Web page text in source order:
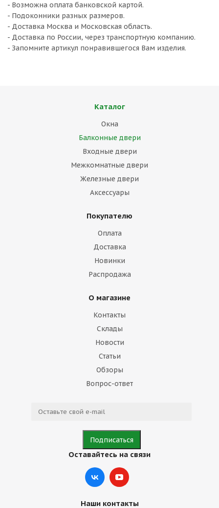
- Возможна оплата банковской картой.
- Подоконники разных размеров.
- Доставка Москва и Московская область.
- Доставка по России, через транспортную компанию.
- Запомните артикул понравившегося Вам изделия.
Каталог
Окна
Балконные двери
Входные двери
Межкомнатные двери
Железные двери
Аксессуары
Покупателю
Оплата
Доставка
Новинки
Распродажа
О магазине
Контакты
Склады
Новости
Статьи
Обзоры
Вопрос-ответ
Оставайтесь на связи
Наши контакты